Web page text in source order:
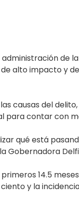
de
alto impacto y
causas del
para contar con
qué está
Gobernadora
14.5
y la